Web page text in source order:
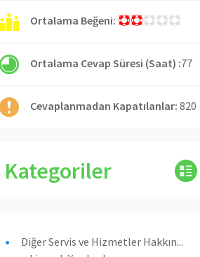
Ortalama Beğeni:
Ortalama Cevap Süresi (Saat) :77
Cevaplanmadan Kapatılanlar: 820
Kategoriler
Diğer Servis ve Hizmetler Hakkın...